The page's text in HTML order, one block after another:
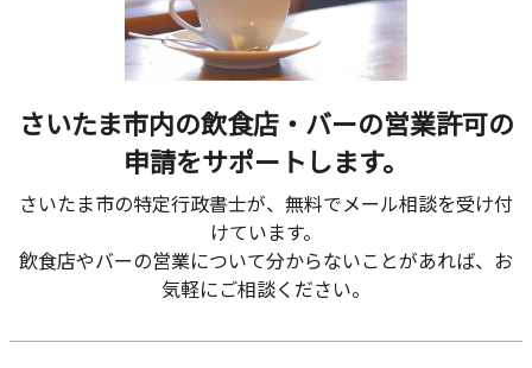
さいたま市内の飲食店・バーの営業許可の
申請をサポートします。
さいたま市の特定行政書士が、無料でメール相談を受け付
けています。
飲食店やバーの営業について分からないことがあれば、お
気軽にご相談ください。